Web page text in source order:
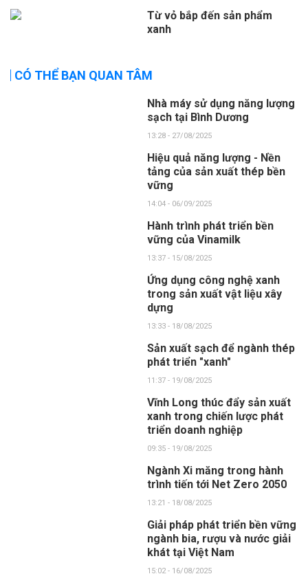
Từ vỏ bắp đến sản phẩm
xanh
CÓ THỂ BẠN QUAN TÂM
Nhà máy sử dụng năng lượng
sạch tại Bình Dương
13:28 - 27/08/2025
Hiệu quả năng lượng - Nền
tảng của sản xuất thép bền
vững
14:04 - 06/09/2025
Hành trình phát triển bền
vững của Vinamilk
13:37 - 15/08/2025
Ứng dụng công nghệ xanh
trong sản xuất vật liệu xây
dựng
13:33 - 18/08/2025
Sản xuất sạch để ngành thép
phát triển "xanh"
11:37 - 19/08/2025
Vĩnh Long thúc đẩy sản xuất
xanh trong chiến lược phát
triển doanh nghiệp
09:35 - 19/08/2025
Ngành Xi măng trong hành
trình tiến tới Net Zero 2050
13:21 - 18/08/2025
Giải pháp phát triển bền vững
ngành bia, rượu và nước giải
khát tại Việt Nam
15:02 - 16/08/2025